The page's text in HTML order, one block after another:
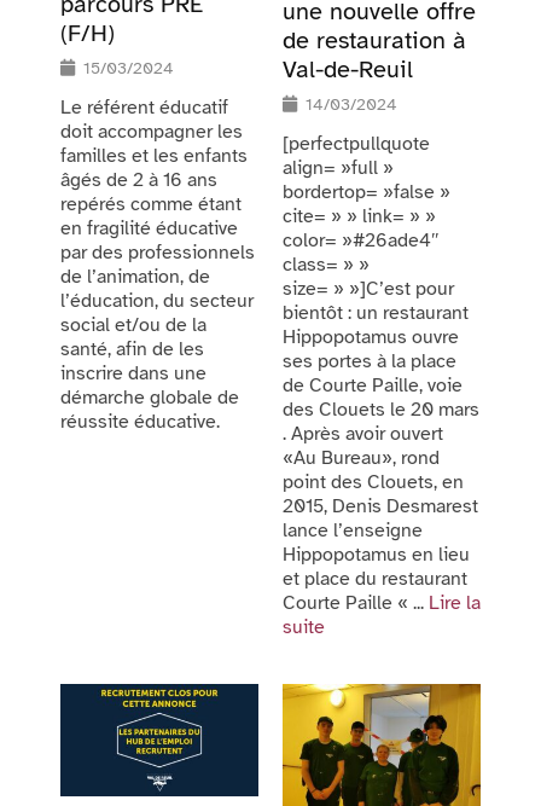
(F/H)
15/03/2024
Le référent éducatif
doit accompagner les
familles et les enfants
âgés de 2 à 16 ans
repérés comme étant
en fragilité éducative
par des professionnels
de l’animation, de
l’éducation, du secteur
social et/ou de la
santé, afin de les
inscrire dans une
démarche globale de
réussite éducative.
une nouvelle offre
de restauration à
Val-de-Reuil
14/03/2024
[perfectpullquote
align= »full »
bordertop= »false »
cite= » » link= » »
color= »#26ade4″
class= » »
size= » »]C’est pour
bientôt : un restaurant
Hippopotamus ouvre
ses portes à la place
de Courte Paille, voie
des Clouets le 20 mars
. Après avoir ouvert
«Au Bureau», rond
point des Clouets, en
2015, Denis Desmarest
lance l’enseigne
Hippopotamus en lieu
et place du restaurant
Courte Paille « ... Lire la
suite